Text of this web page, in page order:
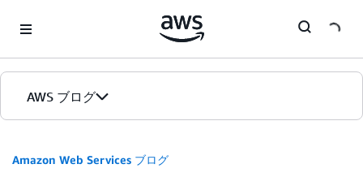
AWS ブログ
Amazon Web Services ブログ